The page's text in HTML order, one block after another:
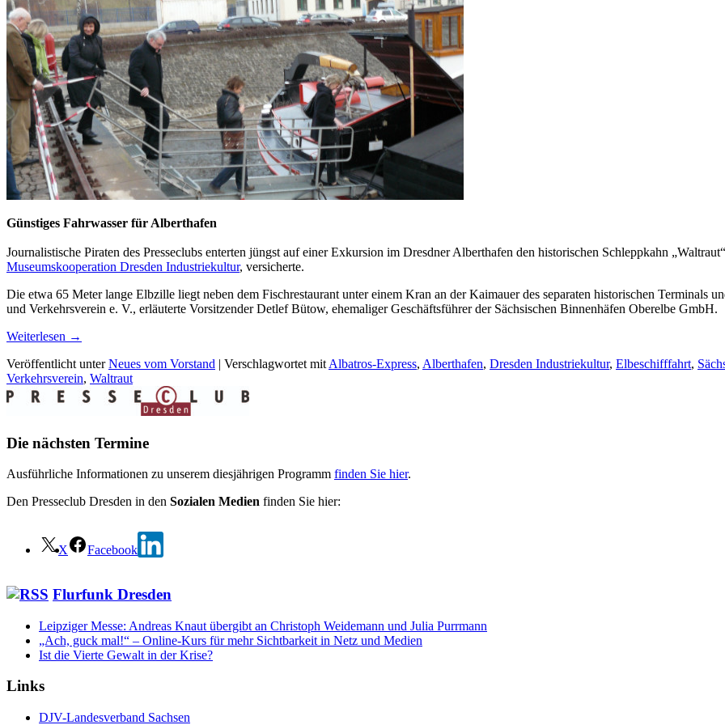
Günstiges Fahrwasser für Alberthafen
Journalistische Piraten des Presseclubs enterten jüngst auf einer Exkursion im Dresdner Alberthafen den historischen Schleppkahn
Museumskooperation Dresden Industriekultur, versicherte.
Die etwa 65 Meter lange Elbzille liegt neben dem Fischrestaurant unter einem Kran an der Kaimauer des separaten historischen Terminals
und Verkehrsverein e. V., erläuterte Vorsitzender Detlef Bütow, ehemaliger Geschäftsführer der Sächsischen Binnenhäfen Oberelbe GmbH.
Weiterlesen →
Veröffentlicht unter Neues vom Vorstand | Verschlagwortet mit Albatros-Express, Alberthafen, Dresden Industriekultur, Elbeschifffahrt,
Verkehrsverein, Waltraut
Die nächsten Termine
Ausführliche Informationen zu unserem diesjährigen Programm finden Sie hier.
Den Presseclub Dresden in den Sozialen Medien finden Sie hier:
X Facebook
Flurfunk Dresden
Leipziger Messe: Andreas Knaut übergibt an Christoph Weidemann und Julia Purrmann
„Ach, guck mal!“ – Online-Kurs für mehr Sichtbarkeit in Netz und Medien
Ist die Vierte Gewalt in der Krise?
Links
DJV-Landesverband Sachsen